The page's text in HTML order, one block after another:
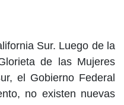
Sur. Luego de la
de las Mujeres
el Gobierno Federal
no existen nuevas